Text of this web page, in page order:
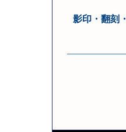
影印・翻刻